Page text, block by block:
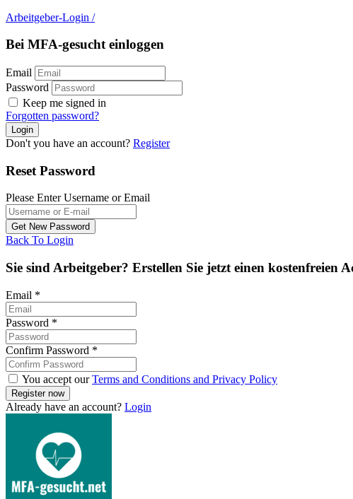
Arbeitgeber-Login /
Bei MFA-gesucht einloggen
Email
Password
Keep me signed in
Forgotten password?
Don't you have an account? Register
Reset Password
Please Enter Username or Email
Back To Login
Sie sind Arbeitgeber? Erstellen Sie jetzt einen kostenfreien
Email *
Password *
Confirm Password *
You accept ourTerms and Conditions and Privacy Policy
Already have an account? Login